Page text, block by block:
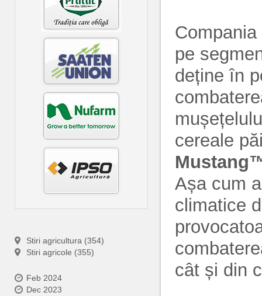
Stiri agricultura (354)
Stiri agricole (355)
Feb 2024
Dec 2023
Compania
pe
deține în
cereale
Așa cum
climatice
cât și din